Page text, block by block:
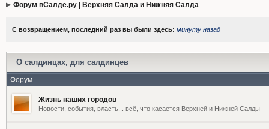
Форум вСалде.ру | Верхняя Салда и Нижняя Салда
С возвращением, последний раз вы были здесь: минуту назад
О салдинцах, для салдинцев
Форум
Жизнь наших городов
Новости, события, власть... всё, что касается Верхней и Нижней Салды